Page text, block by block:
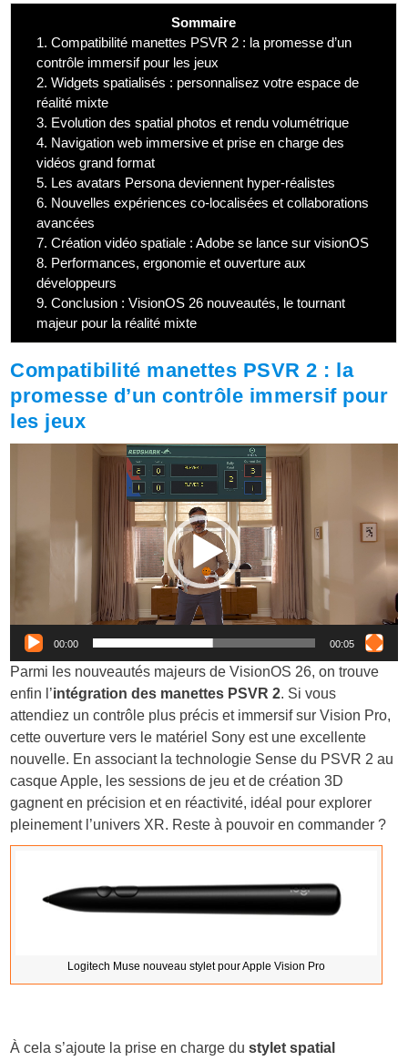
Sommaire
1. Compatibilité manettes PSVR 2 : la promesse d’un
contrôle immersif pour les jeux
2. Widgets spatialisés : personnalisez votre espace de
réalité mixte
3. Evolution des spatial photos et rendu volumétrique
4. Navigation web immersive et prise en charge des
vidéos grand format
5. Les avatars Persona deviennent hyper-réalistes
6. Nouvelles expériences co-localisées et collaborations
avancées
7. Création vidéo spatiale : Adobe se lance sur visionOS
8. Performances, ergonomie et ouverture aux
développeurs
9. Conclusion : VisionOS 26 nouveautés, le tournant
majeur pour la réalité mixte
Compatibilité manettes PSVR 2 : la
promesse d’un contrôle immersif pour
les jeux
00:00 00:05
Parmi les nouveautés majeurs de VisionOS 26, on trouve
enfin l’intégration des manettes PSVR 2. Si vous
attendiez un contrôle plus précis et immersif sur Vision Pro,
cette ouverture vers le matériel Sony est une excellente
nouvelle. En associant la technologie Sense du PSVR 2 au
casque Apple, les sessions de jeu et de création 3D
gagnent en précision et en réactivité, idéal pour explorer
pleinement l’univers XR. Reste à pouvoir en commander ?
Logitech Muse nouveau stylet pour Apple Vision Pro
À cela s’ajoute la prise en charge dustylet spatial